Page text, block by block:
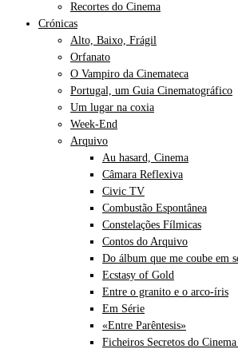
Recortes do Cinema
Crónicas
Alto, Baixo, Frágil
Orfanato
O Vampiro da Cinemateca
Portugal, um Guia Cinematográfico
Um lugar na coxia
Week-End
Arquivo
Au hasard, Cinema
Câmara Reflexiva
Civic TV
Combustão Espontânea
Constelações Fílmicas
Contos do Arquivo
Do álbum que me coube em
Ecstasy of Gold
Entre o granito e o arco-íris
Em Série
«Entre Parêntesis»
Ficheiros Secretos do